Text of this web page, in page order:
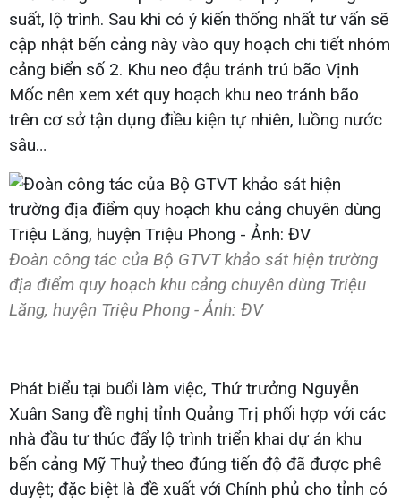
suất, lộ trình. Sau khi có ý kiến thống nhất tư vấn sẽ
cập nhật bến cảng này vào quy hoạch chi tiết nhóm
cảng biển số 2. Khu neo đậu tránh trú bão Vịnh
Mốc nên xem xét quy hoạch khu neo tránh bão
trên cơ sở tận dụng điều kiện tự nhiên, luồng nước
sâu…
Đoàn công tác của Bộ GTVT khảo sát hiện trường
địa điểm quy hoạch khu cảng chuyên dùng Triệu
Lăng, huyện Triệu Phong - Ảnh: ĐV
Phát biểu tại buổi làm việc, Thứ trưởng Nguyễn
Xuân Sang đề nghị tỉnh Quảng Trị phối hợp với các
nhà đầu tư thúc đẩy lộ trình triển khai dự án khu
bến cảng Mỹ Thuỷ theo đúng tiến độ đã được phê
duyệt; đặc biệt là đề xuất với Chính phủ cho tỉnh có